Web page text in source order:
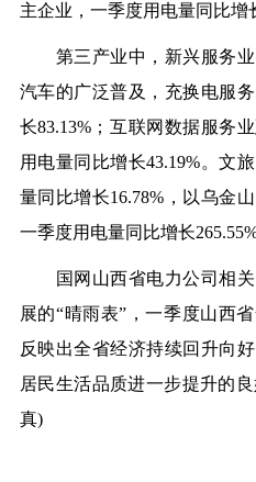
主企业，一季度用电量同比增
第三产业中，新兴服务业
汽车的广泛普及，充换电服
长83.13%；互联网数据服务
用电量同比增长43.19%。文
量同比增长16.78%，以乌金
一季度用电量同比增长265.55%
国网山西省电力公司相关
展的“晴雨表”，一季度山西
反映出全省经济持续回升向
居民生活品质进一步提升的良
真)